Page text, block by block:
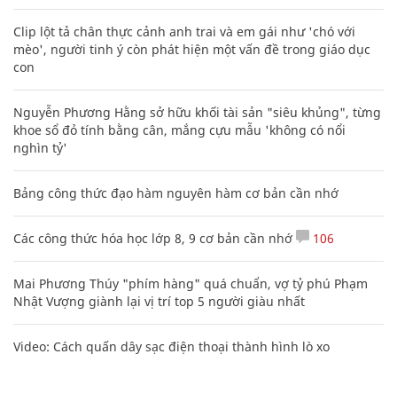
Clip lột tả chân thực cảnh anh trai và em gái như 'chó với
mèo', người tinh ý còn phát hiện một vấn đề trong giáo dục
con
Nguyễn Phương Hằng sở hữu khối tài sản "siêu khủng", từng
khoe sổ đỏ tính bằng cân, mắng cựu mẫu 'không có nổi
nghìn tỷ'
Bảng công thức đạo hàm nguyên hàm cơ bản cần nhớ
Các công thức hóa học lớp 8, 9 cơ bản cần nhớ 106
Mai Phương Thúy "phím hàng" quá chuẩn, vợ tỷ phú Phạm
Nhật Vượng giành lại vị trí top 5 người giàu nhất
Video: Cách quấn dây sạc điện thoại thành hình lò xo